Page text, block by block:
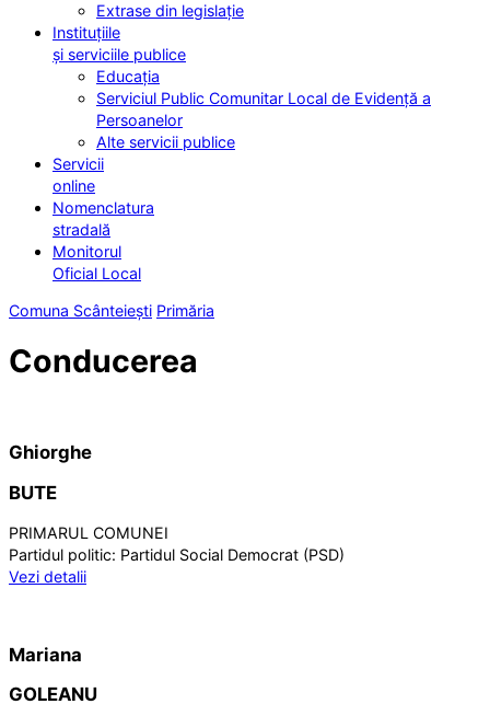
Extrase din legislație
Instituțiile
și serviciile publice
Educația
Serviciul Public Comunitar Local de Evidență a
Persoanelor
Alte servicii publice
Servicii
online
Nomenclatura
stradală
Monitorul
Oficial Local
Comuna Scânteiești Primăria
Conducerea
Ghiorghe
BUTE
PRIMARUL COMUNEI
Partidul politic: Partidul Social Democrat (PSD)
Vezi detalii
Mariana
GOLEANU